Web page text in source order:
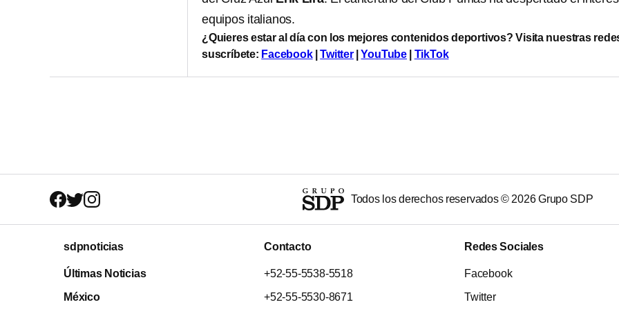
equipos italianos.
¿Quieres estar al día con los mejores contenidos deportivos? Visita nuestras
suscríbete: Facebook|Twitter|YouTube TikTok
Todos los derechos reservados © 2026Grupo SDP
sdpnoticias
Últimas Noticias
México
Contacto
+52-55-5538-5518
+52-55-5530-8671
Redes Sociales
Facebook
Twitter